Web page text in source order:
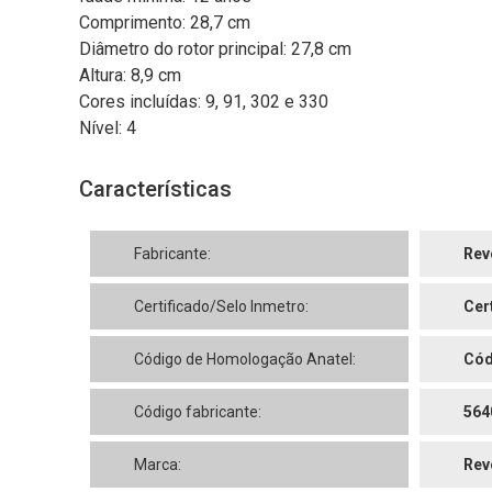
Comprimento: 28,7 cm
Diâmetro do rotor principal: 27,8 cm
Altura: 8,9 cm
Cores incluídas: 9, 91, 302 e 330
Nível: 4
Características
Fabricante:
Certificado/Selo Inmetro:
Código de Homologação Anatel:
Código fabricante:
Marca: